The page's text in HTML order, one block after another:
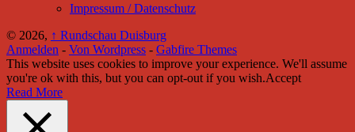
Impressum / Datenschutz
© 2026, ↑ Rundschau Duisburg
Anmelden - Von Wordpress - Gabfire Themes
This website uses cookies to improve your experience. We'll assume
you're ok with this, but you can opt-out if you wish.Accept
Read More